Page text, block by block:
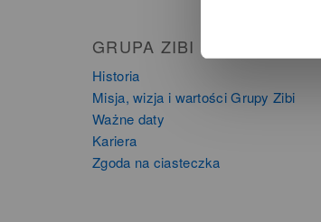
GRUPA ZIBI
Historia
Misja, wizja i wartości Grupy Zibi
Ważne daty
Kariera
Zgoda na ciasteczka